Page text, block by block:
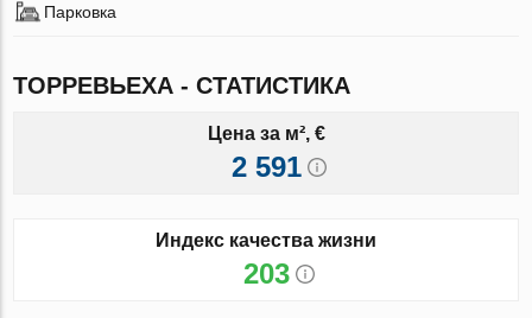
Парковка
ТОРРЕВЬЕХА - СТАТИСТИКА
Цена за м², €
2 591
Индекс качества жизни
203